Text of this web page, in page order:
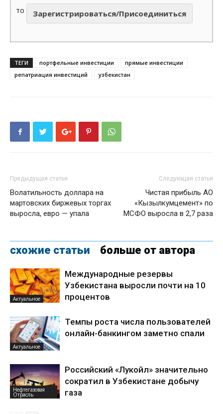
то
Зарегистрироваться/Присоединиться
ТЕГИ портфельные инвестиции
прямые инвестиции
репатриация инвестиций
узбекистан
Предыдущая статья
Волатильность доллара на
мартовских биржевых торгах
выросла, евро — упала
Следующая статья
Чистая прибыль АО
«Кызылкумцемент» по
МСФО выросла в 2,7 раза
схожие статьи больше от автора
Актуальное
Международные резервы
Узбекистана выросли почти на 10
процентов
Актуальное
Темпы роста числа пользователей
онлайн-банкингом заметно спали
Нефтегазовая
Отрасль
Российский «Лукойл» значительно
сократил в Узбекистане добычу
газа